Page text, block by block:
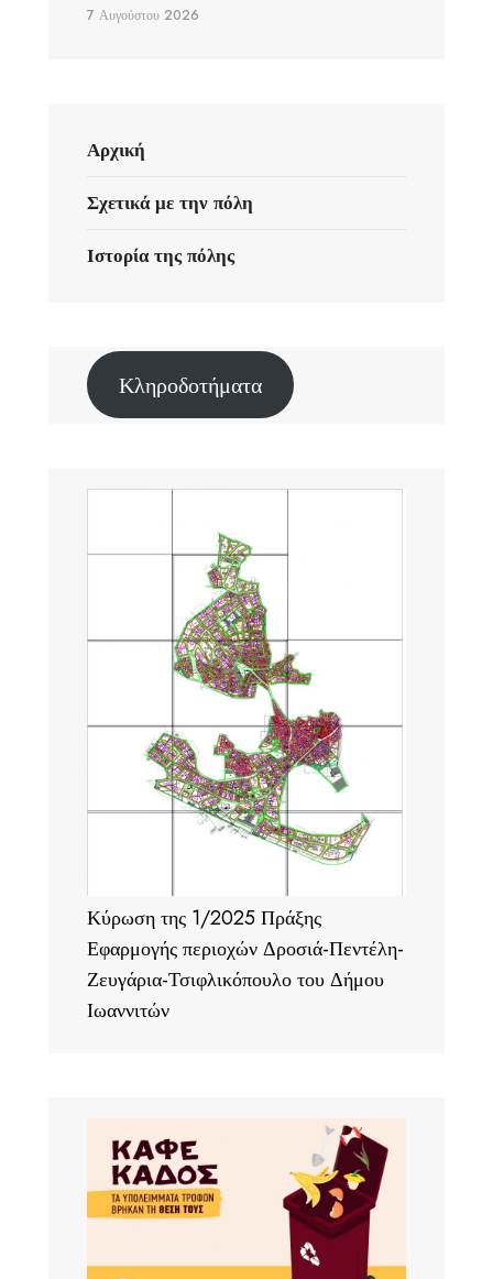
7 Αυγούστου 2026
Αρχική
Σχετικά με την πόλη
Ιστορία της πόλης
Κληροδοτήματα
Κύρωση της 1/2025 Πράξης
Εφαρμογής περιοχών Δροσιά-Πεντέλη-
Ζευγάρια-Τσιφλικόπουλο του Δήμου
Ιωαννιτών